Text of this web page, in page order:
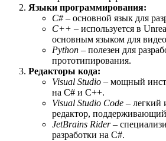
Языки программирования:
C#– основной язык для
C++ – используется в
основным языком для
Python – полезен для
прототипирования.
Редакторы кода:
Visual Studio – мощный
на C# и C++.
Visual Studio Code – легкий
редактор,
JetBrains Rider–
разработки на C#.